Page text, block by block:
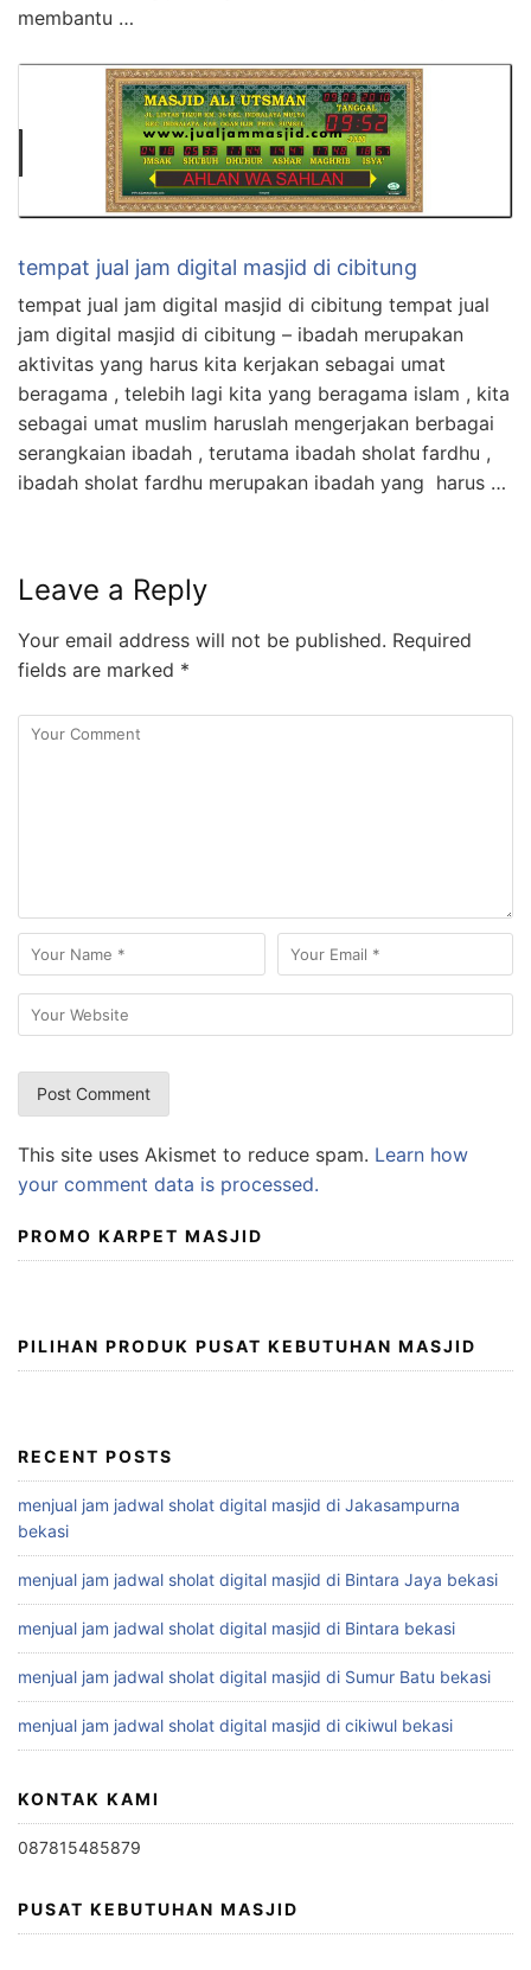
membantu …
tempat jual jam digital masjid di cibitung
tempat jual jam digital masjid di cibitung tempat jual
jam digital masjid di cibitung – ibadah merupakan
aktivitas yang harus kita kerjakan sebagai umat
beragama , telebih lagi kita yang beragama islam , kita
sebagai umat muslim haruslah mengerjakan berbagai
serangkaian ibadah , terutama ibadah sholat fardhu ,
ibadah sholat fardhu merupakan ibadah yang harus …
Leave a Reply
Your email address will not be published. Required
fields are marked *
This site uses Akismet to reduce spam. Learn how
your comment data is processed.
PROMO KARPET MASJID
PILIHAN PRODUK PUSAT KEBUTUHAN MASJID
RECENT POSTS
menjual jam jadwal sholat digital masjid di Jakasampurna
bekasi
menjual jam jadwal sholat digital masjid di Bintara Jaya bekasi
menjual jam jadwal sholat digital masjid di Bintara bekasi
menjual jam jadwal sholat digital masjid di Sumur Batu bekasi
menjual jam jadwal sholat digital masjid di cikiwul bekasi
KONTAK KAMI
087815485879
PUSAT KEBUTUHAN MASJID